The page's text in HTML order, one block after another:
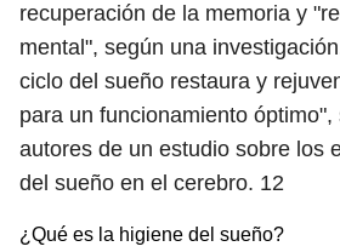
recuperación de la memoria y
mental", según una
ciclo del sueño restaura y
para un funcionamiento óptimo",
autores de un estudio sobre los
del sueño en el cerebro. 12
¿Qué es la higiene del sueño?